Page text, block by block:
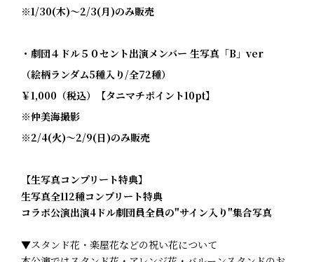
※1/30(木)～2/3(月)のみ販売
・劇団４ドル５０セント出演メンバー 生写真「B」ver
（絵柄ランダム5種入り/全72種）
￥1,000（税込）【タニマチポイント10pt】
※仲美海撮影
※2/4(火)～2/9(日)のみ販売
【生写真コンプリート特典】
生写真全112種コンプリート特典
コラボ公演出演4ドル劇団員全員の"サイン入り"集合写真
▼スタンド花・楽屋花などの祝い花について